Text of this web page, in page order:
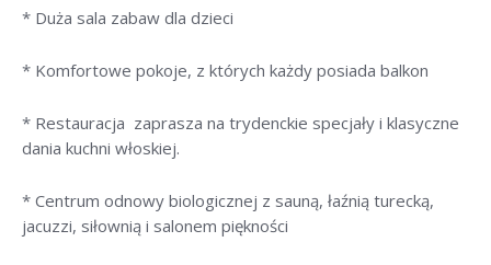
* Duża sala zabaw dla dzieci
* Komfortowe pokoje, z których każdy posiada balkon
* Restauracja zaprasza na trydenckie specjały i klasyczne
dania kuchni włoskiej.
* Centrum odnowy biologicznej z sauną, łaźnią turecką,
jacuzzi, siłownią i salonem piękności